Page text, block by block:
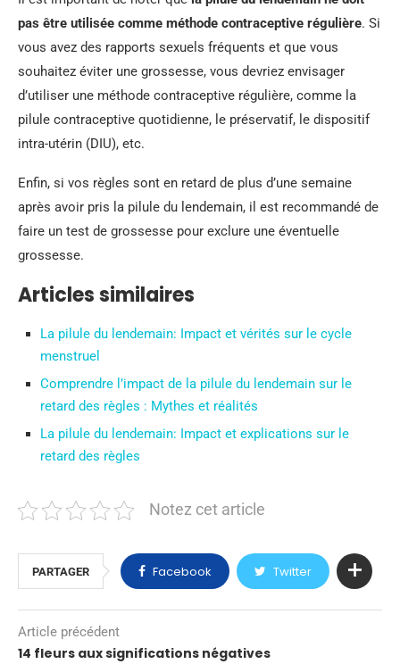
pas être utilisée comme méthode contraceptive régulière. Si
vous avez des rapports sexuels fréquents et que vous
souhaitez éviter une grossesse, vous devriez envisager
d’utiliser une méthode contraceptive régulière, comme la
pilule contraceptive quotidienne, le préservatif, le dispositif
intra-utérin (DIU), etc.
Enfin, si vos règles sont en retard de plus d’une semaine
après avoir pris la pilule du lendemain, il est recommandé de
faire un test de grossesse pour exclure une éventuelle
grossesse.
Articles similaires
La pilule du lendemain: Impact et vérités sur le cycle
menstruel
Comprendre l’impact de la pilule du lendemain sur le
retard des règles : Mythes et réalités
La pilule du lendemain: Impact et explications sur le
retard des règles
Notez cet article
PARTAGER Facebook Twitter
Article précédent
14 fleurs aux significations négatives